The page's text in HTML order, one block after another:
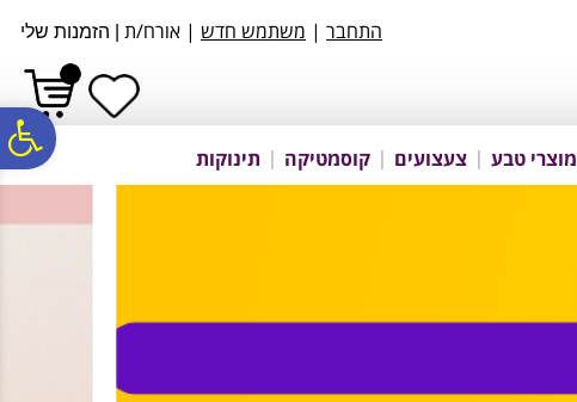
נגישות
אתר
המרכזי
התחבר | משתמש חדש | אורח/ת הזמנות שלי
מוצרי טבע צעצועים קוסמטיקה תינוקות